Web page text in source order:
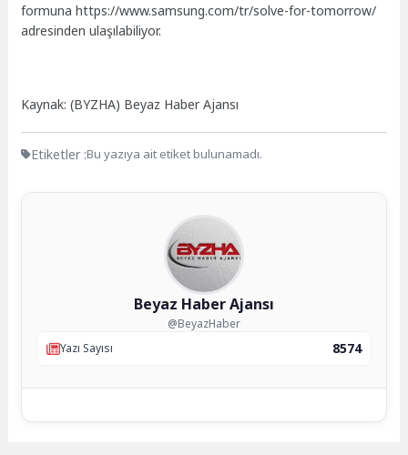
formuna https://www.samsung.com/tr/solve-for-tomorrow/
adresinden ulaşılabiliyor.
Kaynak: (BYZHA) Beyaz Haber Ajansı
Etiketler :Bu yazıya ait etiket bulunamadı.
Beyaz Haber Ajansı
@BeyazHaber
Yazı Sayısı
8574